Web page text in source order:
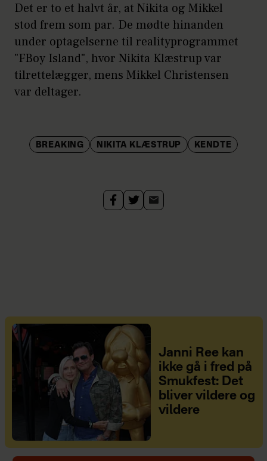
Det er to et halvt år, at Nikita og Mikkel
stod frem som par. De mødte hinanden
under optagelserne til realityprogrammet
"FBoy Island", hvor Nikita Klæstrup var
tilrettelægger, mens Mikkel Christensen
var deltager.
BREAKING NIKITA KLÆSTRUP KENDTE
Janni Ree kan
ikke gå i fred på
Smukfest: Det
bliver vildere og
vildere